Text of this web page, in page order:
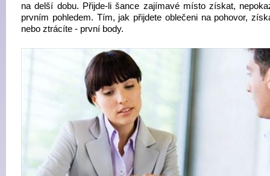
na delší dobu. Přijde-li šance zajímavé místo získat,
prvním pohledem. Tím, jak přijdete oblečeni na pohovor,
nebo ztrácíte - první body.